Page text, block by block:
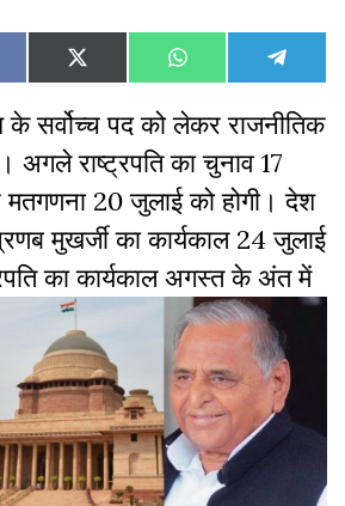
Share
on
X
(Twitter)
Share
on
WhatsAppShare
on
सर्वोच्च पद को लेकर राजनीतिक
अगले राष्ट्रपति का चुनाव 17
20 जुलाई को होगी। देश
मुखर्जी का कार्यकाल 24 जुलाई
काकार्यकाल अगस्त के अंत में